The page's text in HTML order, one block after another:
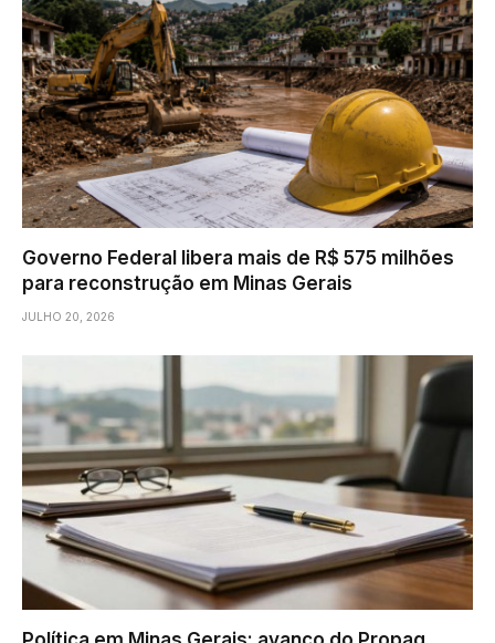
Governo Federal libera mais de R$ 575 milhões
para reconstrução em Minas Gerais
JULHO 20, 2026